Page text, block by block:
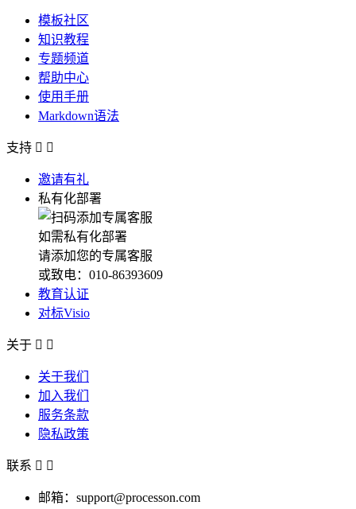
模板社区
知识教程
专题频道
帮助中心
使用手册
Markdown语法
支持  
邀请有礼
私有化部署
如需私有化部署
请添加您的专属客服
或致电：010-86393609
教育认证
对标Visio
关于  
关于我们
加入我们
服务条款
隐私政策
联系  
邮箱：support@processon.com